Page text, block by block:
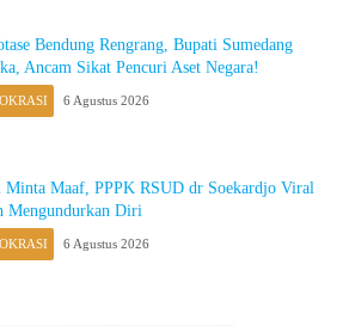
Bendung Rengrang, Bupati Sumedang
Ancam Sikat Pencuri Aset Negara!
6 Agustus 2026
Minta Maaf, PPPK RSUD dr Soekardjo Viral
Mengundurkan Diri
6 Agustus 2026